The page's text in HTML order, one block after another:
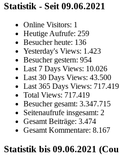
Statistik - Seit 09.06.2021
Online Visitors: 1
Heutige Aufrufe: 259
Besucher heute: 136
Yesterday's Views: 1.423
Besucher gestern: 954
Last 7 Days Views: 10.026
Last 30 Days Views: 43.500
Last 365 Days Views: 717.419
Total Views: 717.419
Besucher gesamt: 3.347.715
Seitenaufrufe insgesamt: 2
Gesamt Beiträge: 3.474
Gesamt Kommentare: 8.167
Statistik bis 09.06.2021